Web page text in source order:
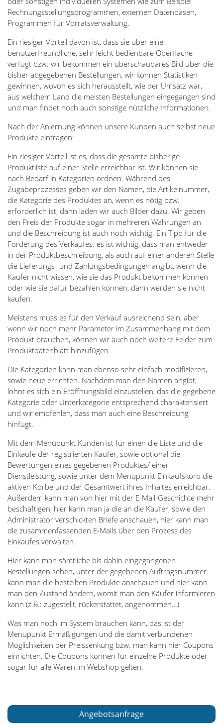
Rechnungsstellungsprogrammen, externen Datenbasen,
Programmen für Vorratsverwaltung.
Ein riesiger Vorteil davon ist, dass sie über eine
benutzerfreundliche, sehr leicht bedienbare Oberfläche
verfügt bzw. wir bekommen ein überschaubares Bild über die
bisher abgegebenen Bestellungen, wir können Statistiken
gewinnen, wovon es sich herausstellt, wie der Umsatz war,
aus welchem Land die meisten Bestellungen eingegangen sind
und man findet noch auch sonstige nützliche Informationen.
Nach der Anlernung können unsere Kunden auch selbst neue
Produkte eintragen:
Ein riesiger Vorteil ist es, dass die gesamte bisherige
Produktliste auf einer Stelle erreichbar ist. Wir können sie
nach Bedarf in Kategorien ordnen. Während des
Zugabeprozesses geben wir den Namen, die Artikelnummer,
die Kategorie des Produktes an, wenn es nötig bzw.
erforderlich ist, dann laden wir auch Bilder dazu. Wir geben
den Preis der Produkte sogar in mehreren Währungen an
und die Beschreibung ist auch noch wichtig. Ein Tipp für die
Förderung des Verkaufes: es ist wichtig, dass man entweder
in der Produktbeschreibung, als auch auf einer anderen Stelle
die Lieferungs- und Zahlungsbedingungen angibt, wenn die
Käufer nicht wissen, wie sie das Produkt bekommen können
oder wie sie dafür bezahlen können, dann werden sie nicht
kaufen.
Meistens muss es für den Verkauf ausreichend sein, aber
wenn wir noch mehr Parameter im Zusammenhang mit dem
Produkt brauchen, können wir auch noch weitere Felder zum
Produktdatenblatt hinzufügen.
Die Kategorien kann man ebenso sehr einfach modifizieren,
sowie neue errichten. Nachdem man den Namen angibt,
lohnt es sich ein Eröffnungsbild einzustellen, das die gegebene
Kategorie oder Unterkategorie entsprechend charakterisiert
und wir empfehlen, dass man auch eine Beschreibung
hinfügt.
Mit dem Menüpunkt Kunden ist für einen die Liste und die
Einkäufe der registrierten Käufer, sowie optional die
Bewertungen eines gegebenen Produktes/ einer
Dienstleistung, sowie unter dem Menüpunkt Einkaufskorb die
aktiven Körbe und der Gesamtwert ihres Inhaltes erreichbar.
Außerdem kann man von hier mit der E-Mail-Geschichte mehr
beschäftigen, hier kann man ja die an die Käufer, sowie den
Administrator verschickten Briefe anschauen, hier kann man
die zusammenfassenden E-Mails über den Prozess des
Einkaufes verwalten.
Hier kann man sämtliche bis dahin eingegangenen
Bestellungen sehen, unter der gegebenen Auftragsnummer
kann man die bestellten Produkte anschauen und hier kann
man den Zustand ändern, womit man den Käufer informieren
kann (z.B.: zugestellt, rückerstattet, angenommen…)
Was man noch im System brauchen kann, das ist der
Menüpunkt Ermäßigungen und die damit verbundenen
Möglichkeiten der Preissenkung bzw. man kann hier Coupons
einrichten. Die Coupons können für einzelne Produkte oder
sogar für alle Waren im Webshop gelten.
Angebotsanfrage